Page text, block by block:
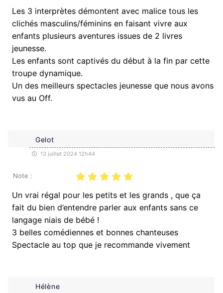
Les 3 interprètes démontent avec malice tous les
clichés masculins/féminins en faisant vivre aux
enfants plusieurs aventures issues de 2 livres
jeunesse.
Les enfants sont captivés du début à la fin par cette
troupe dynamique.
Un des meilleurs spectacles jeunesse que nous avons
vus au Off.
Gelot
13 juillet 2024 12h44
Note :
Un vrai régal pour les petits et les grands , que ça
fait du bien d’entendre parler aux enfants sans ce
langage niais de bébé !
3 belles comédiennes et bonnes chanteuses
Spectacle au top que je recommande vivement
Hélène